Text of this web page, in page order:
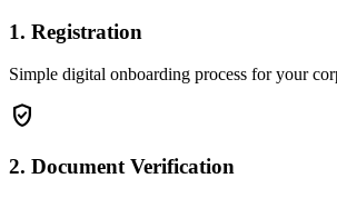
1. Registration
Simple digital onboarding process for your
verified_user
2. Document Verification